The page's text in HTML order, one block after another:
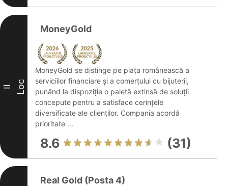
II Loc
MoneyGold
MoneyGold se distinge pe piața românească a
serviciilor financiare și a comerțului cu bijuterii,
punând la dispoziție o paletă extinsă de soluții
concepute pentru a satisface cerințele
diversificate ale clienților. Compania acordă
prioritate ...
8.6 (31)
Real Gold (Posta 4)